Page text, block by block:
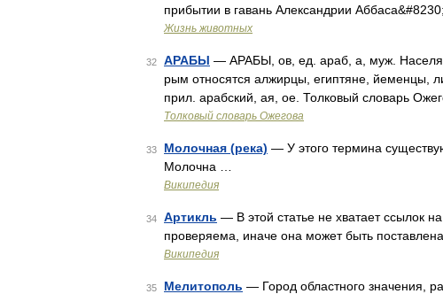
прибытии в гавань Александрии
Жизнь животных
32 АРАБЫ — АРАБЫ, ов, ед. араб, а, муж.
рым относятся алжирцы, египтяне, йеменцы,
прил. арабский, ая, ое. Толковый словарь
Толковый словарь Ожегова
33 Молочная (река) — У этого термина
Молочна …
Википедия
34 Артикль — В этой статье не хватает ссылок
проверяема, иначе она может быть
Википедия
35 Мелитополь — Город областного значения,